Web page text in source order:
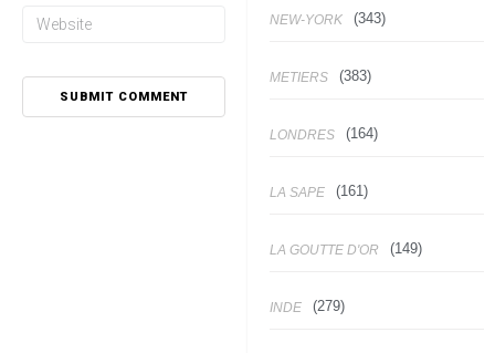
NEW-YORK (343)
METIERS (383)
LONDRES (164)
LA SAPE (161)
LA GOUTTE D'OR (149)
INDE (279)